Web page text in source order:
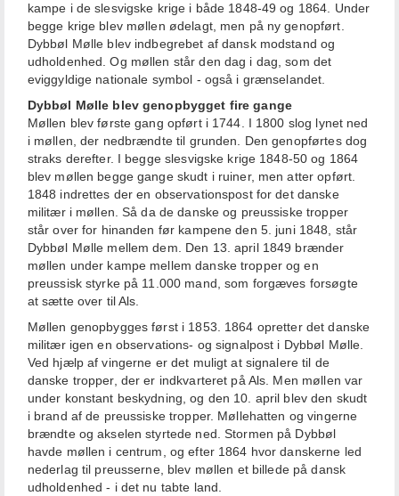
kampe i de slesvigske krige i både 1848-49 og 1864. Under
begge krige blev møllen ødelagt, men på ny genopført.
Dybbøl Mølle blev indbegrebet af dansk modstand og
udholdenhed. Og møllen står den dag i dag, som det
eviggyldige nationale symbol - også i grænselandet.
Dybbøl Mølle blev genopbygget fire gange
Møllen blev første gang opført i 1744. I 1800 slog lynet ned
i møllen, der nedbrændte til grunden. Den genopførtes dog
straks derefter. I begge slesvigske krige 1848-50 og 1864
blev møllen begge gange skudt i ruiner, men atter opført.
1848 indrettes der en observationspost for det danske
militær i møllen. Så da de danske og preussiske tropper
står over for hinanden før kampene den 5. juni 1848, står
Dybbøl Mølle mellem dem. Den 13. april 1849 brænder
møllen under kampe mellem danske tropper og en
preussisk styrke på 11.000 mand, som forgæves forsøgte
at sætte over til Als.
Møllen genopbygges først i 1853. 1864 opretter det danske
militær igen en observations- og signalpost i Dybbøl Mølle.
Ved hjælp af vingerne er det muligt at signalere til de
danske tropper, der er indkvarteret på Als. Men møllen var
under konstant beskydning, og den 10. april blev den skudt
i brand af de preussiske tropper. Møllehatten og vingerne
brændte og akselen styrtede ned. Stormen på Dybbøl
havde møllen i centrum, og efter 1864 hvor danskerne led
nederlag til preusserne, blev møllen et billede på dansk
udholdenhed - i det nu tabte land.